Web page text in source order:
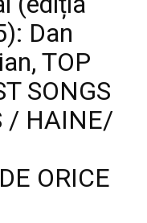
Dan
TOP
SONGS
/ HAINE/
ORICE